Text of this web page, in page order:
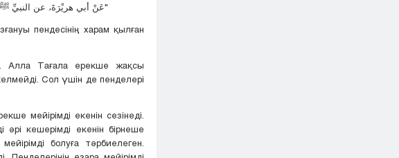
"عَنْ أبي هريْرَةَ، عن النبيِّ ﷺ قَالَ: إِنَّ اللَّهَ تَعَالَى يَغَارُ، وَغَيْرَةُ اللَّهِ تَعَالَى، أنْ يَأْتِيَ الْمَرْءُ مَا حَرَّمَ اللَّهُ عَلَيْهِ"
пендесінің харам қылған
Алла Тағала ерекше жақсы
Сол үшін де пенделері
екенін сезінеді.
кешерімді екенін бірнеше
болуға тәрбиелеген.